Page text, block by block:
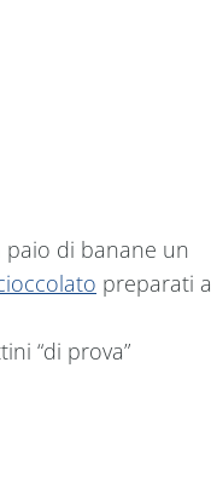
paio di banane un
preparati a
“di prova”